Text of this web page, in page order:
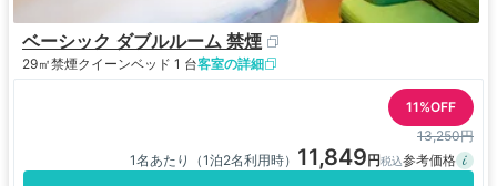
ベーシック ダブルルーム 禁煙
29㎡禁煙クイーンベッド 1 台客室の詳細
11%OFF
13,250円
1名あたり（1泊2名利用時） 11,849